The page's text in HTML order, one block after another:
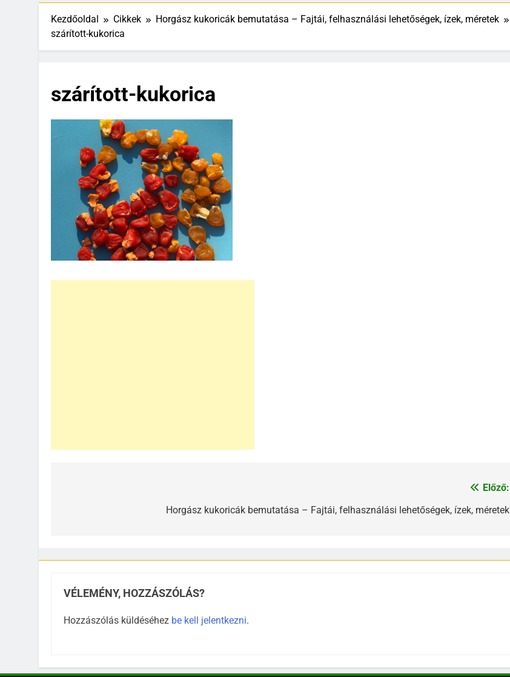
Kezdőoldal Cikkek
Horgász kukoricák bemutatása – Fajtái, felhasználási lehetőségek, ízek, méretek
szárított-kukorica
szárított-kukorica
Előző:
Horgász kukoricák bemutatása – Fajtái, felhasználási lehetőségek, ízek, méretek
VÉLEMÉNY, HOZZÁSZÓLÁS?
Hozzászólás küldéséhez be kell jelentkezni.